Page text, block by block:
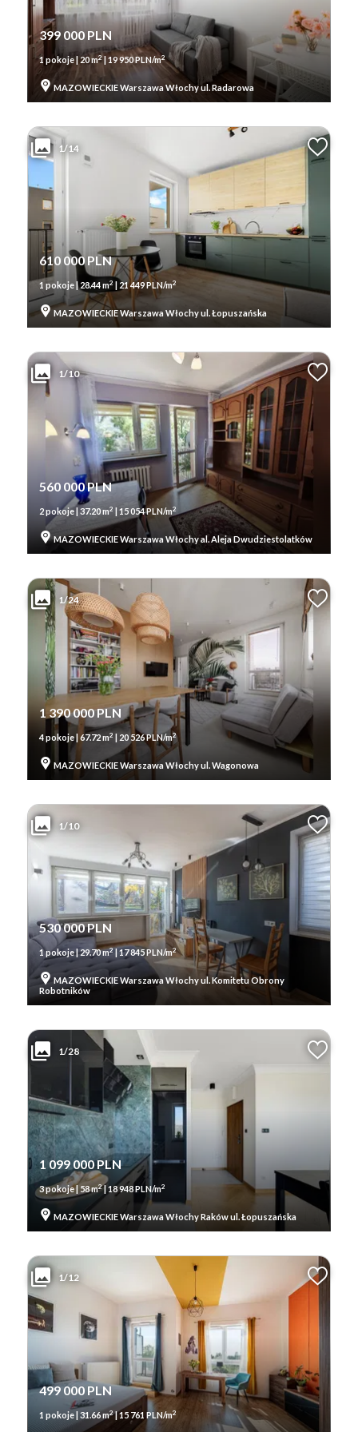
399 000 PLN
1 pokoje | 20 m2| 19 950 PLN/m2
MAZOWIECKIE Warszawa Włochy ul. Radarowa
1/14
610 000 PLN
1 pokoje | 28.44 m2 | 21 449 PLN/m2
MAZOWIECKIE Warszawa Włochy ul. Łopuszańska
1/10
560 000 PLN
2 pokoje | 37.20 m2 | 15 054 PLN/m2
MAZOWIECKIE Warszawa Włochy al. Aleja Dwudziestolatków
1/24
1 390 000 PLN
4 pokoje | 67.72 m2 | 20 526 PLN/m2
MAZOWIECKIE Warszawa Włochy ul. Wagonowa
1/10
530 000 PLN
1 pokoje | 29.70 m2 | 17 845 PLN/m2
MAZOWIECKIE Warszawa Włochy ul. Komitetu Obrony
Robotników
1/28
1 099 000 PLN
3 pokoje | 58 m2| 18 948 PLN/m2
MAZOWIECKIE Warszawa Włochy Raków ul. Łopuszańska
1/12
499 000 PLN
1 pokoje | 31.66 m2| 15 761 PLN/m2